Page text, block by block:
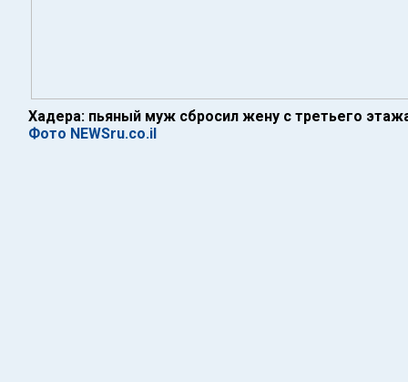
Хадера: пьяный муж сбросил жену с третьего
Фото NEWSru.co.il